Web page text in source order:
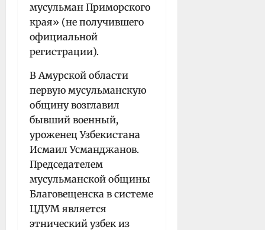
мусульман Приморского
края» (не получившего
официальной
регистрации).
В Амурской области
первую мусульманскую
общину возглавил
бывший военный,
уроженец Узбекистана
Исмаил Усманджанов.
Председателем
мусульманской общины
Благовещенска в системе
ЦДУМ является
этнический узбек из